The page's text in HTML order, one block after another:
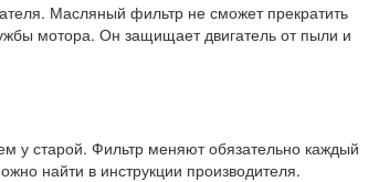
Масляный фильтр не сможет прекратить
мотора. Он защищает двигатель от пыли и
у старой. Фильтр меняют обязательно каждый
найти в инструкции производителя.